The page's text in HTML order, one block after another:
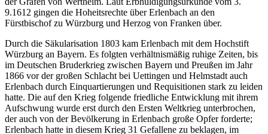
9.1612 gingen die Hoheitsrechte über Erlenbach an den
Fürstbischof zu Würzburg und Herzog von Franken über.
Durch die Säkularisation 1803 kam Erlenbach mit dem Hochstift
Würzburg an Bayern. Es folgten verhältnismäßig ruhige Zeiten, bis
im Deutschen Bruderkrieg zwischen Bayern und Preußen im Jahr
1866 vor der großen Schlacht bei Uettingen und Helmstadt auch
Erlenbach durch Einquartierungen und Requisitionen stark zu leiden
hatte. Die auf den Krieg folgende friedliche Entwicklung mit ihrem
Aufschwung wurde erst durch den Ersten Weltkrieg unterbrochen,
der auch von der Bevölkerung in Erlenbach große Opfer forderte;
Erlenbach hatte in diesem Krieg 31 Gefallene zu beklagen, im